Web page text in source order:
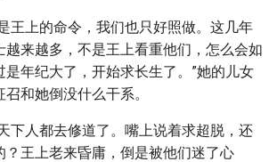
王上的命令，我们也只好照做。这几年
越来越多，不是王上看重他们，怎么会如
是年纪大了，开始求长生了。”她的儿女
和她倒没什么干系。
下人都去修道了。嘴上说着求超脱，还
？王上老来昏庸，倒是被他们迷了心